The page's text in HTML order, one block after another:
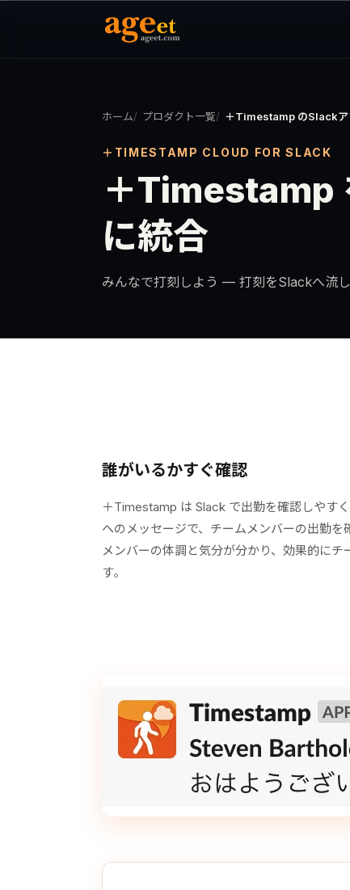
ホーム プロダクト一覧 ＋Timestamp のSlackア
＋TIMESTAMP CLOUD FOR SLACK
＋Timestamp
に統合
みんなで打刻しよう — 打刻をSlackへ流し
誰がいるかすぐ確認
＋Timestamp は Slack で出勤を確認しやす
へのメッセージで、チームメンバーの出勤を
メンバーの体調と気分が分かり、効果的に
す。